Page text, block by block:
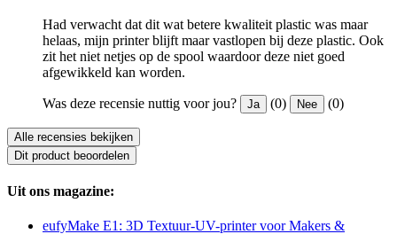
Had verwacht dat dit wat betere kwaliteit plastic was maar
helaas, mijn printer blijft maar vastlopen bij deze plastic. Ook
zit het niet netjes op de spool waardoor deze niet goed
afgewikkeld kan worden.
Was deze recensie nuttig voor jou? Ja (0) Nee (0)
Alle recensies bekijken
Dit product beoordelen
Uit ons magazine:
eufyMake E1: 3D Textuur-UV-printer voor Makers &